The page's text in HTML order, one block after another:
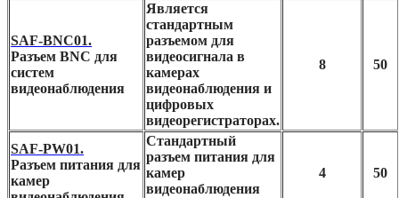
SAF-BNC01.
Разъем BNC для
систем
видеонаблюдения
Является
стандартным
разъемом для
видеосигнала в
камерах
видеонаблюдения и
цифровых
видеорегистраторах.
8 50
SAF-PW01.
Разъем питания для
камер
Стандартный
разъем питания для
камер
видеонаблюдения
4 50